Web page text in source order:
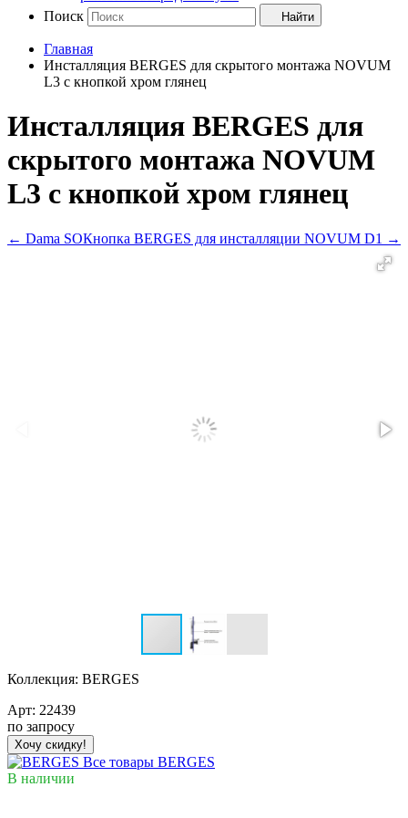
Поиск
Найти
Главная
Инсталляция BERGES для скрытого монтажа NOVUM
L3 с кнопкой хром глянец
Инсталляция BERGES для
скрытого монтажа NOVUM
L3 с кнопкой хром глянец
← Dama SOКнопка BERGES для инсталляции NOVUM D1 →
Коллекция: BERGES
Арт: 22439
по запросу
Хочу скидку!
Все товары BERGES
В наличии